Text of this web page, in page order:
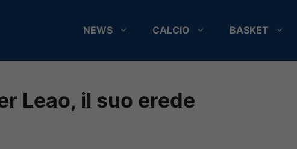
NEWS CALCIO BASKET
Leao, il suo erede